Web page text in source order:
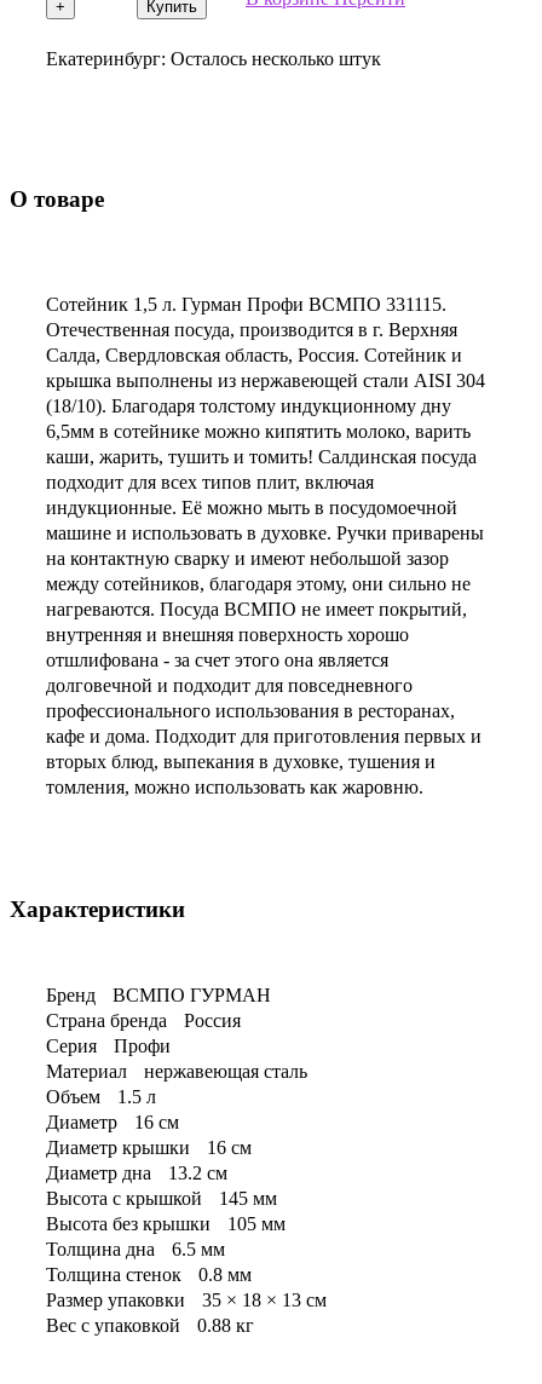
+ Купить
Екатеринбург: Осталось несколько штук
О товаре
Сотейник 1,5 л. Гурман Профи ВСМПО 331115.
Отечественная посуда, производится в г. Верхняя
Салда, Свердловская область, Россия. Сотейник и
крышка выполнены из нержавеющей стали AISI 304
(18/10). Благодаря толстому индукционному дну
6,5мм в сотейнике можно кипятить молоко, варить
каши, жарить, тушить и томить! Салдинская посуда
подходит для всех типов плит, включая
индукционные. Её можно мыть в посудомоечной
машине и использовать в духовке. Ручки приварены
на контактную сварку и имеют небольшой зазор
между сотейников, благодаря этому, они сильно не
нагреваются. Посуда ВСМПО не имеет покрытий,
внутренняя и внешняя поверхность хорошо
отшлифована - за счет этого она является
долговечной и подходит для повседневного
профессионального использования в ресторанах,
кафе и дома. Подходит для приготовления первых и
вторых блюд, выпекания в духовке, тушения и
томления, можно использовать как жаровню.
Характеристики
Бренд
ВСМПО ГУРМАН
Страна бренда
Россия
Серия
Профи
Материал
нержавеющая сталь
Объем
1.5 л
Диаметр
16 см
Диаметр крышки
16 см
Диаметр дна
13.2 см
Высота с крышкой
145 мм
Высота без крышки
105 мм
Толщина дна
6.5 мм
Толщина стенок
0.8 мм
Размер упаковки
35 × 18 × 13 см
Вес с упаковкой
0.88 кг